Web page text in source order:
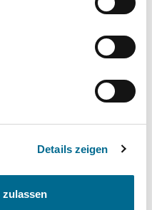
Details zeigen
✔ - -
- -